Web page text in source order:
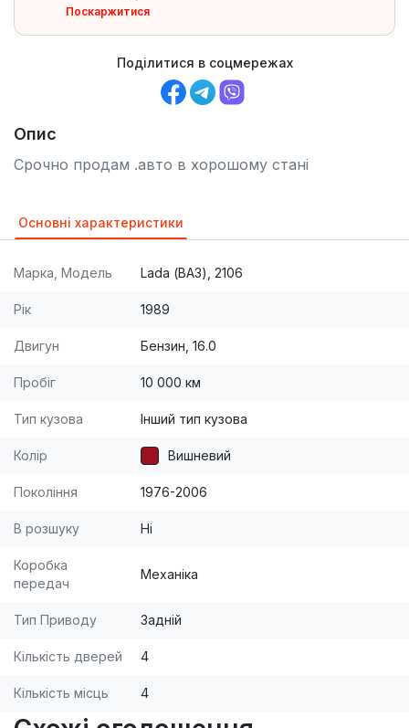
Поскаржитися
Поділитися в соцмережах
Опис
Срочно продам .авто в хорошому стані
Основні характеристики
Марка, Модель Lada (ВАЗ), 2106
Рік 1989
Двигун Бензин, 16.0
Пробіг 10 000 км
Тип кузова Інший тип кузова
Колір Вишневий
Покоління 1976-2006
В розшуку Ні
Коробка
передач
Механіка
Тип Приводу Задній
Кількість дверей 4
Кількість місць 4